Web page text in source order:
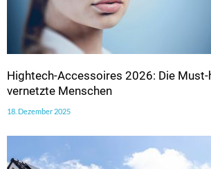
Hightech-Accessoires 2026: Die
vernetzte Menschen
18. Dezember 2025